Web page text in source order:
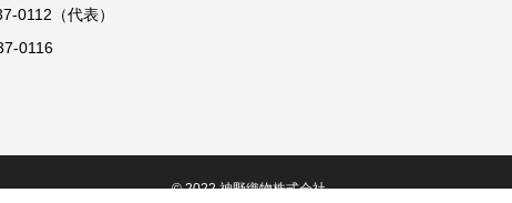
0112（代表）
0116
© 2022 神野織物株式会社